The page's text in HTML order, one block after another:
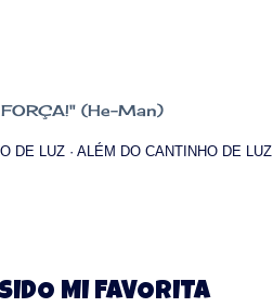
(He-Man)
DE LUZ ALÉM DO CANTINHO DE LUZ
MI FAVORITA